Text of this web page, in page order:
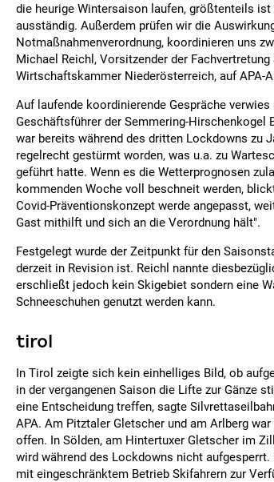
die heurige Wintersaison laufen, größtenteils ist
ausständig. Außerdem prüfen wir die
Notmaßnahmenverordnung, koordinieren uns
Michael Reichl, Vorsitzender der Fachvertretung
Wirtschaftskammer Niederösterreich, auf APA-
Auf laufende koordinierende Gespräche verwies
Geschäftsführer der Semmering-Hirschenkogel
war bereits während des dritten Lockdowns zu
regelrecht gestürmt worden, was u.a. zu
geführt hatte. Wenn es die Wetterprognosen
kommenden Woche voll beschneit werden,
Covid-Präventionskonzept werde angepasst,
Gast mithilft und sich an die Verordnung hält".
Festgelegt wurde der Zeitpunkt für den
derzeit in Revision ist. Reichl nannte
erschließt jedoch kein Skigebiet sondern eine
Schneeschuhen genutzt werden kann.
tirol
In Tirol zeigte sich kein einhelliges Bild, ob
in der vergangenen Saison die Lifte zur Gänze
eine Entscheidung treffen, sagte
APA. Am Pitztaler Gletscher und am Arlberg
offen. In Sölden, am Hintertuxer Gletscher im
wird während des Lockdowns nicht
mit eingeschränktem Betrieb Skifahrern zur